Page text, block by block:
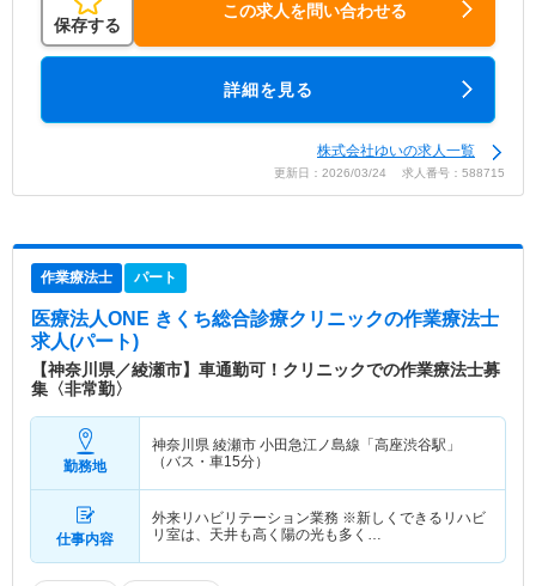
保存する
この求人を問い合わせる
詳細を見る
株式会社ゆいの求人一覧
更新日：2026/03/24 求人番号：588715
作業療法士 パート
医療法人ONE きくち総合診療クリニックの作業療法士
求人(パート)
【神奈川県／綾瀬市】車通勤可！クリニックでの作業療法士募
集〈非常勤〉
勤務地
神奈川県 綾瀬市 小田急江ノ島線「高座渋谷駅」
（バス・車15分）
仕事内容
外来リハビリテーション業務 ※新しくできるリハビ
リ室は、天井も高く陽の光も多く…